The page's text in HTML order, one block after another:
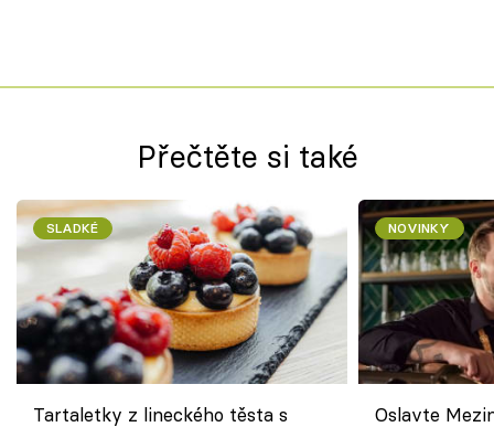
Přečtěte si také
SLADKÉ
Tartaletky z lineckého těsta s
NOVINKY
Oslavte